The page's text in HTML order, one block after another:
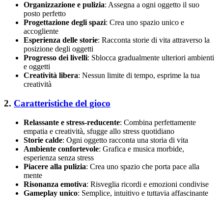
Organizzazione e pulizia: Assegna a ogni oggetto il suo
posto perfetto
Progettazione degli spazi: Crea uno spazio unico e
accogliente
Esperienza delle storie: Racconta storie di vita attraverso la
posizione degli oggetti
Progresso dei livelli: Sblocca gradualmente ulteriori ambienti
e oggetti
Creatività libera: Nessun limite di tempo, esprime la tua
creatività
2. Caratteristiche del gioco
Relassante e stress-reducente: Combina perfettamente
empatia e creatività, sfugge allo stress quotidiano
Storie calde: Ogni oggetto racconta una storia di vita
Ambiente confortevole: Grafica e musica morbide,
esperienza senza stress
Piacere alla pulizia: Crea uno spazio che porta pace alla
mente
Risonanza emotiva: Risveglia ricordi e emozioni condivise
Gameplay unico: Semplice, intuitivo e tuttavia affascinante